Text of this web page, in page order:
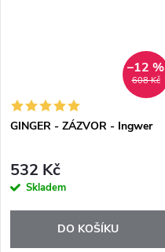
608 Kč
–12 %
GINGER - ZÁZVOR - Ingwer
532 Kč
Skladem
DO KOŠÍKU